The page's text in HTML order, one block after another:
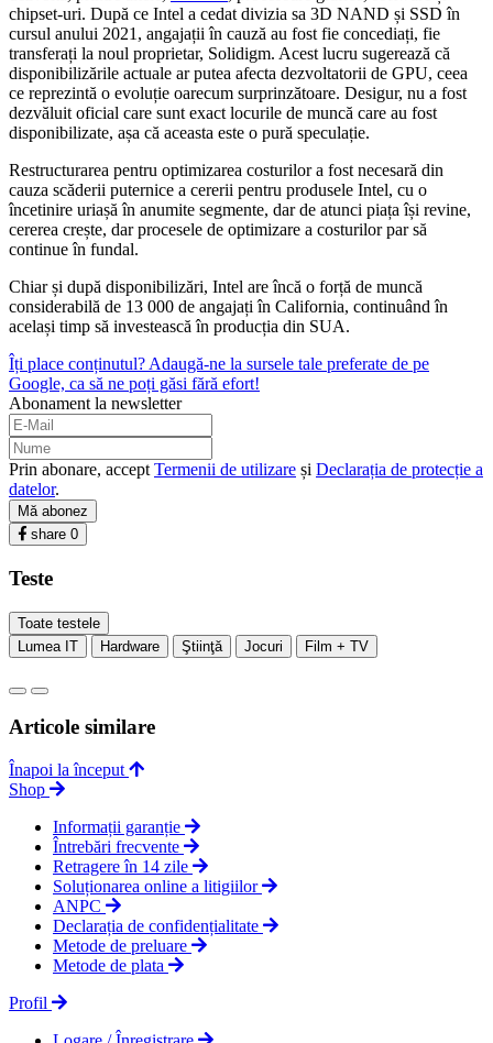
chipset-uri. După ce Intel a cedat divizia sa 3D NAND și SSD în
cursul anului 2021, angajații în cauză au fost fie concediați, fie
transferați la noul proprietar, Solidigm. Acest lucru sugerează că
disponibilizările actuale ar putea afecta dezvoltatorii de GPU, ceea
ce reprezintă o evoluție oarecum surprinzătoare. Desigur, nu a fost
dezvăluit oficial care sunt exact locurile de muncă care au fost
disponibilizate, așa că aceasta este o pură speculație.
Restructurarea pentru optimizarea costurilor a fost necesară din
cauza scăderii puternice a cererii pentru produsele Intel, cu o
încetinire uriașă în anumite segmente, dar de atunci piața își revine,
cererea crește, dar procesele de optimizare a costurilor par să
continue în fundal.
Chiar și după disponibilizări, Intel are încă o forță de muncă
considerabilă de 13 000 de angajați în California, continuând în
același timp să investească în producția din SUA.
Îți place conținutul? Adaugă-ne la sursele tale preferate de pe
Google, ca să ne poți găsi fără efort!
Abonament la newsletter
Prin abonare, accept Termenii de utilizare și Declarația de protecție a
datelor.
Mă abonez
share 0
Teste
Toate testele
Lumea IT
Hardware Ştiinţă Jocuri Film + TV
Articole similare
Înapoi la început
Shop
Informații garanție
Întrebări frecvente
Retragere în 14 zile
Soluționarea online a litigiilor
ANPC
Declarația de confidențialitate
Metode de preluare
Metode de plata
Profil